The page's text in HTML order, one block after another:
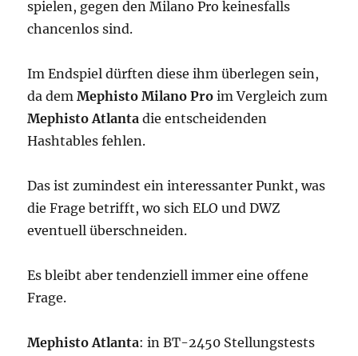
spielen, gegen den Milano Pro keinesfalls
chancenlos sind.
Im Endspiel dürften diese ihm überlegen sein,
da demMephisto Milano Pro im Vergleich zum
Mephisto Atlanta die entscheidenden
Hashtables fehlen.
Das ist zumindest ein interessanter Punkt, was
die Frage betrifft, wo sich ELO und DWZ
eventuell überschneiden.
Es bleibt aber tendenziell immer eine offene
Frage.
Mephisto Atlanta: in BT-2450 Stellungstests